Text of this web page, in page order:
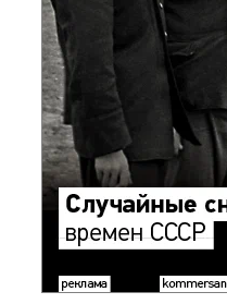
Фото:
Роман
Яровицын,
Коммерсантъ